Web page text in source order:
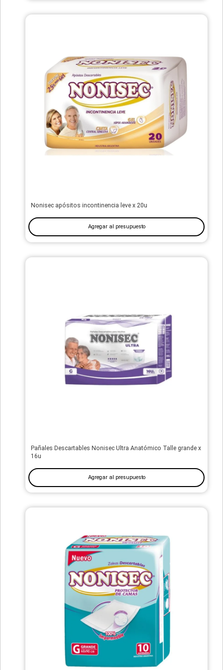
Nonisec apósitos incontinencia leve x 20u
Agregar al presupuesto
Pañales Descartables Nonisec Ultra Anatómico Talle grande x
16u
Agregar al presupuesto